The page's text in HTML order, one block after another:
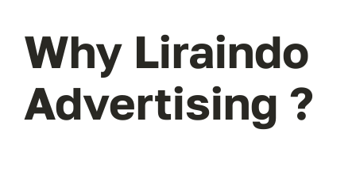
Why Liraindo
Advertising ?